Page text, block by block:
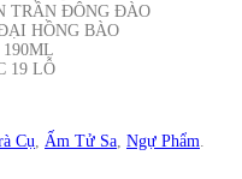
TRẦN ĐÔNG ĐÀO
HỒNG BÀO
19 LỖ
Cụ Ấm Tử Sa Ngự Phẩm